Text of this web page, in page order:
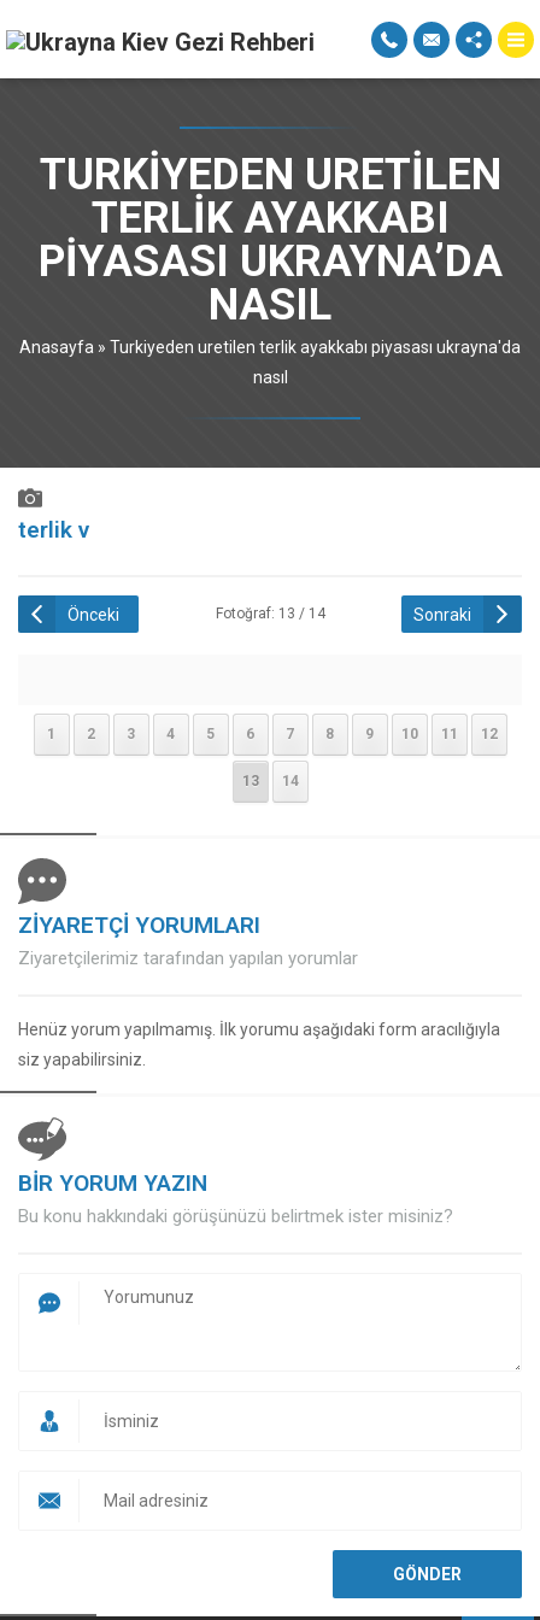
TURKIYEDEN URETILEN
TERLIK AYAKKABI
PIYASASI UKRAYNA’DA
NASIL
Anasayfa » Turkiyeden uretilen terlik ayakkabı piyasası ukrayna'da
nasıl
terlik v
Önceki Fotoğraf: 13 / 14 Sonraki
1 2 3 4 5 6 7 8 9 10 11 12
13 14
ZİYARETÇİ YORUMLARI
Ziyaretçilerimiz tarafından yapılan yorumlar
Henüz yorum yapılmamış. İlk yorumu aşağıdaki form aracılığıyla
siz yapabilirsiniz.
BİR YORUM YAZIN
Bu konu hakkındaki görüşünüzü belirtmek ister misiniz?